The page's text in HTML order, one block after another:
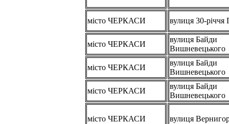
місто ЧЕРКАСИ вулиця 30-річчя
місто ЧЕРКАСИ
вулиця Байди
Вишневецького
місто ЧЕРКАСИ
вулиця Байди
Вишневецького
місто ЧЕРКАСИ
вулиця Байди
Вишневецького
місто ЧЕРКАСИ вулиця